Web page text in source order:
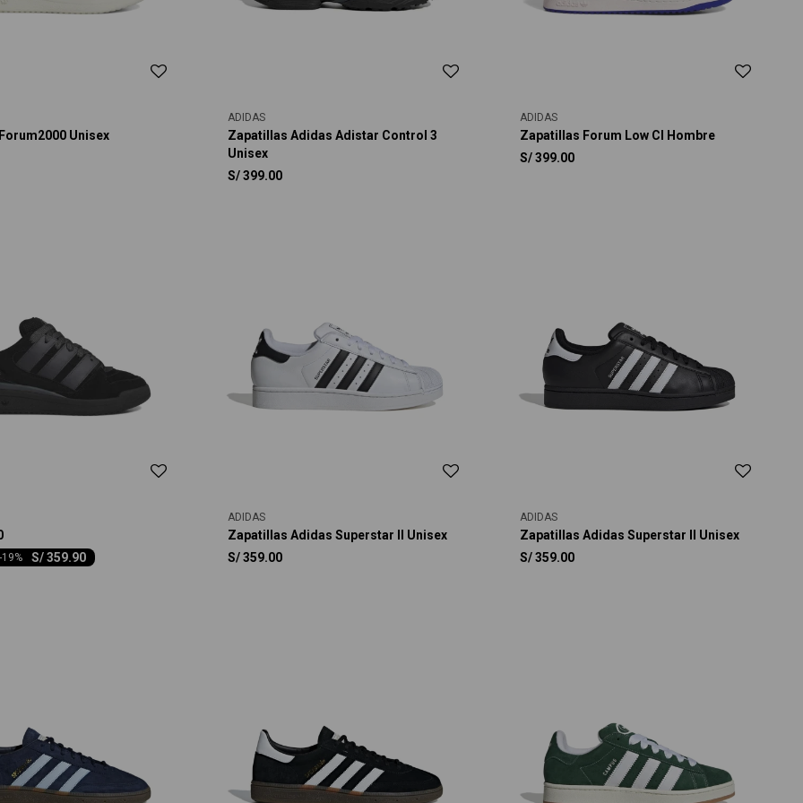
Unisex
ADIDAS
Zapatillas Adidas Adistar Control 3
Unisex
S/399.00
ADIDAS
Zapatillas Forum Low Cl Hombre
S/399.00
S/359.90
-19
ADIDAS
Zapatillas Adidas Superstar II Unisex
S/359.00
ADIDAS
Zapatillas Adidas Superstar II Unisex
S/359.00